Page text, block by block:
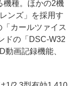
機種。ほかの2機
ンズ」を採用す
カールツァイス
ドの「DSC-W32
画記録機能、